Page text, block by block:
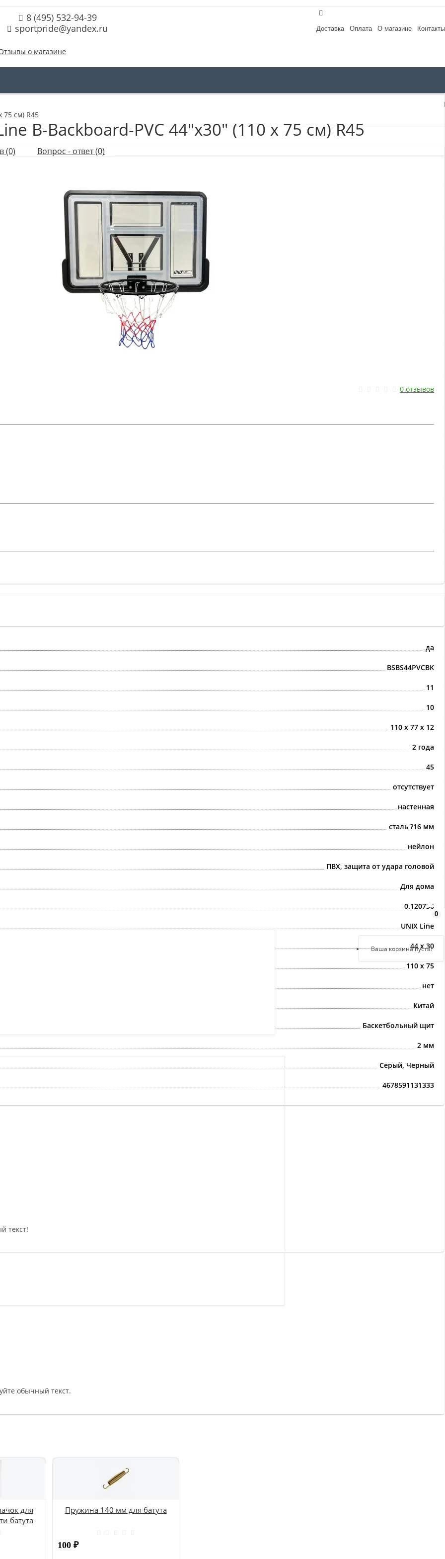
Доставка Оплата О магазине Контакты
8 (495) 532-94-39
sportpride@yandex.ru
о магазине
Регистрация
0
Ваша корзина пуста!
75 см) R45
B-Backboard-PVC 44"x30" (110 х 75 см) R45
(0) Вопрос - ответ (0)
0 отзывов
да
BSBS44PVCBK
11
10
110 х 77 х 12
2 года
45
отсутствует
настенная
сталь ?16 мм
нейлон
ПВХ, защита от удара головой
Для дома
0.120736
UNIX Line
44 х 30
110 х 75
нет
Китай
Баскетбольный щит
2 мм
Серый, Черный
4678591131333
текст!
обычный текст.
для
батута
Пружина 140 мм для батута
100 ₽